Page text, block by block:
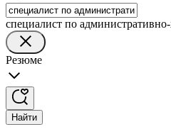
специалист по
Резюме
Найти